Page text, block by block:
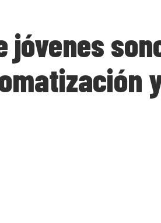
jóvenes